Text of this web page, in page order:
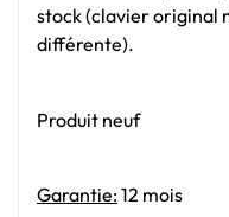
stock (clavier original
différente).
Produit neuf
Garantie:12 mois